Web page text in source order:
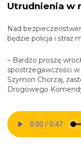
Utrudnienia w
Nad
będzie policja i straż
– Bardzo proszę
spostrzegawczości
Szymon Chorzaj,
Drogowego